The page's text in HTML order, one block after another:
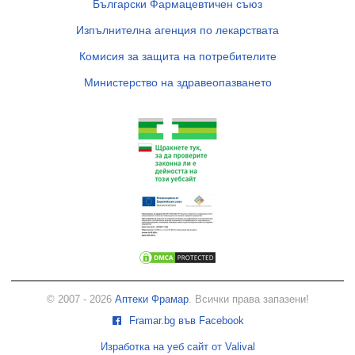
Български Фармацевтичен съюз
Изпълнителна агенция по лекарствата
Комисия за защита на потребителите
Министерство на здравеопазването
© 2007 - 2026 Аптеки Фрамар. Всички права запазени!
Framar.bg във Facebook
Изработка на уеб сайт от Valival